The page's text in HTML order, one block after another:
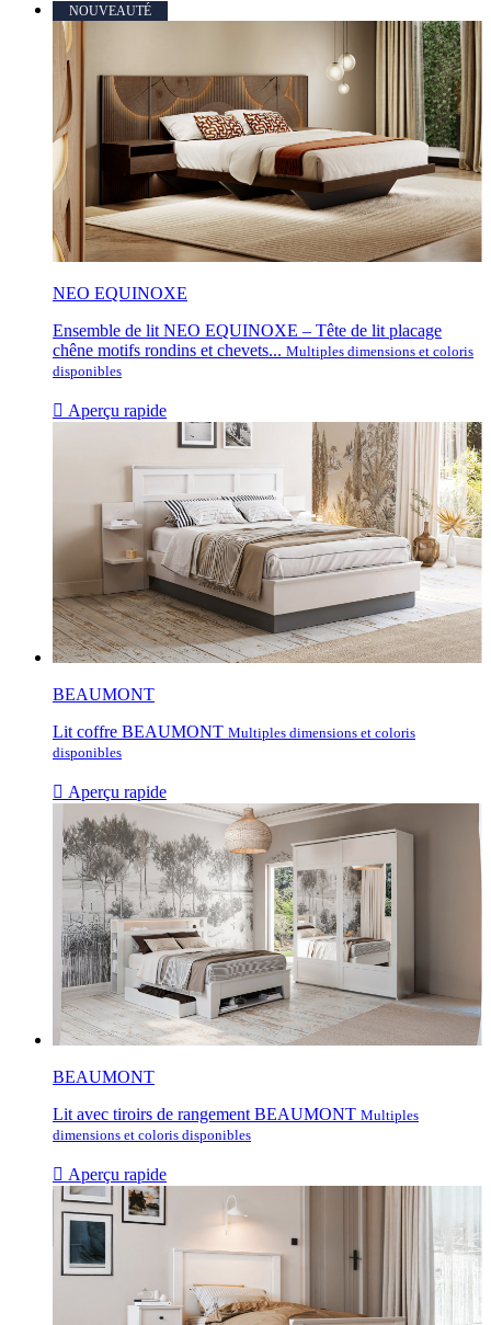
NOUVEAUTÉ
NEO EQUINOXE
Ensemble de lit NEO EQUINOXE – Tête de lit placage
chêne motifs rondins et chevets... Multiples dimensions et coloris
disponibles
 Aperçu rapide
BEAUMONT
Lit coffre BEAUMONT Multiples dimensions et coloris
disponibles
 Aperçu rapide
BEAUMONT
Lit avec tiroirs de rangement BEAUMONT Multiples
dimensions et coloris disponibles
 Aperçu rapide